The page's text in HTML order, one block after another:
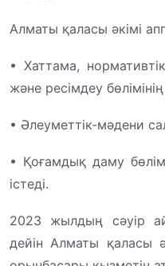
Алматы қаласы әкімі
• Хаттама,
және ресімдеу
• Әлеуметтік-мәдени
• Қоғамдық даму
істеді.
2023 жылдың сәуір
дейін Алматы қаласы